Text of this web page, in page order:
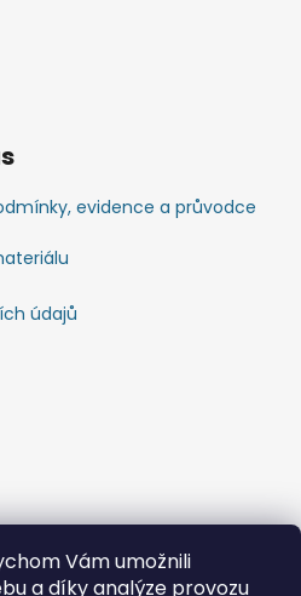
Vám umožnili
a díky analýze provozu
evidence a průvodce
údajů